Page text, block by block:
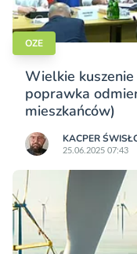
OZE
Wielkie
poprawka
mieszkańców)
KACPER
25.06.2025 07:43